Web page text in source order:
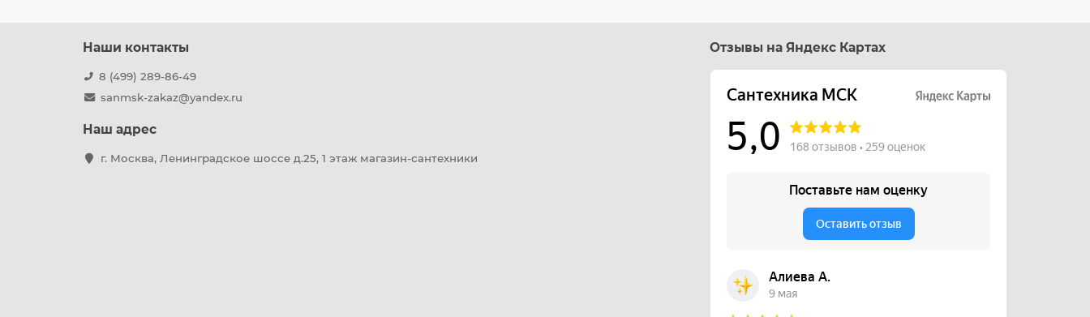
Наши контакты
8 (499) 289-86-49
sanmsk-zakaz@yandex.ru
Наш адрес
г. Москва, Ленинградское шоссе д.25, 1 этаж магазин-сантехники
Отзывы на Яндекс Картах